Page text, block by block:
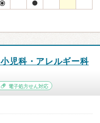
小児科・アレルギー科
電子処方せん対応